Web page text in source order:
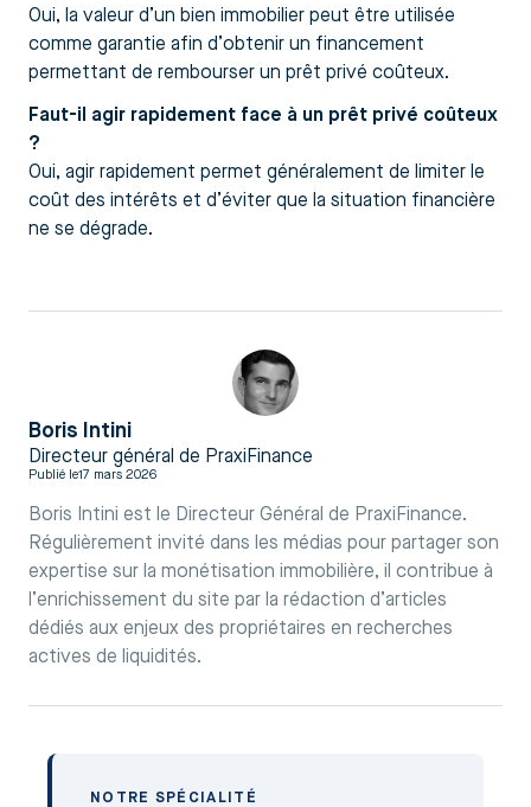
Oui, la valeur d’un bien immobilier peut être utilisée
comme garantie afin d’obtenir un financement
permettant de rembourser un prêt privé coûteux.
Faut-il agir rapidement face à un prêt privé coûteux
?
Oui, agir rapidement permet généralement de limiter le
coût des intérêts et d’éviter que la situation financière
ne se dégrade.
Boris Intini
Directeur général de PraxiFinance
Publié le17 mars 2026
Boris Intini est le Directeur Général de PraxiFinance.
Régulièrement invité dans les médias pour partager son
expertise sur la monétisation immobilière, il contribue à
l’enrichissement du site par la rédaction d’articles
dédiés aux enjeux des propriétaires en recherches
actives de liquidités.
NOTRE SPÉCIALITÉ